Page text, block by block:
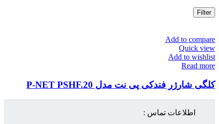
Filter
Add to compare
Quick view
Add to wishlist
Read more
کلگی شارژر فندکی پی نت مدل P-NET PSHF.20
اطلاعات تماس :